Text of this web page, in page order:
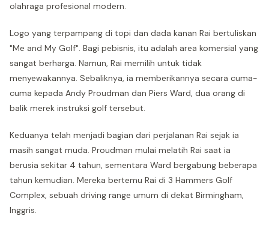
olahraga profesional modern.
Logo yang terpampang di topi dan dada kanan Rai bertuliskan
"Me and My Golf". Bagi pebisnis, itu adalah area komersial yang
sangat berharga. Namun, Rai memilih untuk tidak
menyewakannya. Sebaliknya, ia memberikannya secara cuma-
cuma kepada Andy Proudman dan Piers Ward, dua orang di
balik merek instruksi golf tersebut.
Keduanya telah menjadi bagian dari perjalanan Rai sejak ia
masih sangat muda. Proudman mulai melatih Rai saat ia
berusia sekitar 4 tahun, sementara Ward bergabung beberapa
tahun kemudian. Mereka bertemu Rai di 3 Hammers Golf
Complex, sebuah driving range umum di dekat Birmingham,
Inggris.